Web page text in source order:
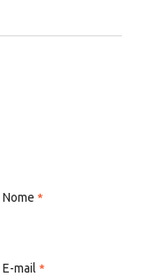
Nome *
E-mail *